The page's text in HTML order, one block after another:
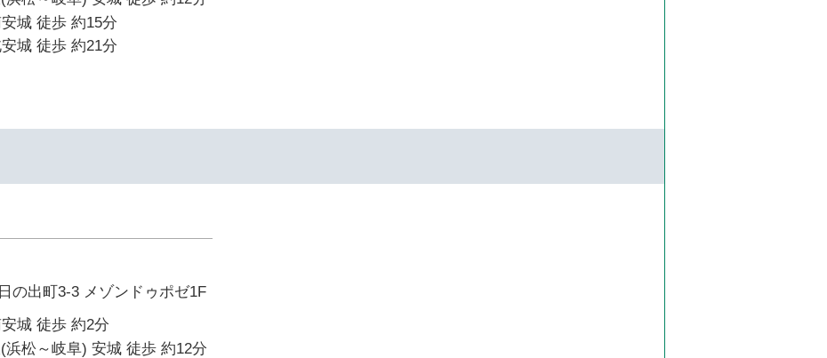
城 徒歩 約15分
城 徒歩 約21分
の出町3-3 メゾンドゥポゼ1F
城 徒歩 約2分
浜松～岐阜) 安城 徒歩 約12分